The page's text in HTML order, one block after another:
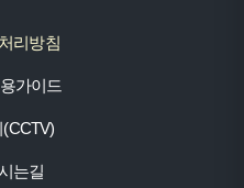
리방침
가이드
는길